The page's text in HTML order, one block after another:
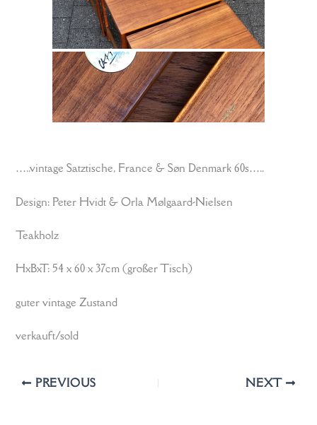
…..vintage Satztische, France & Søn Denmark 60s…..
Design: Peter Hvidt & Orla Mølgaard-Nielsen
Teakholz
HxBxT: 54 x 60 x 37cm (großer Tisch)
guter vintage Zustand
verkauft/sold
PREVIOUS NEXT